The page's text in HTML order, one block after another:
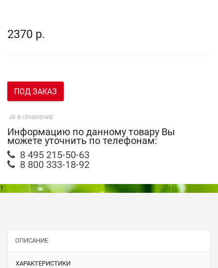
2370 р.
ПОД ЗАКАЗ
В СРАВНЕНИЕ
Информацию по данному товару Вы
можете уточнить по телефонам:
8 495 215-50-63
8 800 333-18-92
1
ОПИСАНИЕ
ХАРАКТЕРИСТИКИ